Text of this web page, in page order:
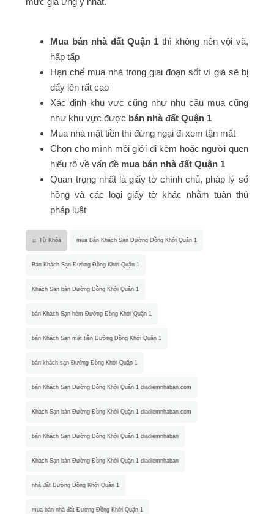
Mua bán nhà đất Quận 1 thì không nên vội vã,
hấp tấp
Hạn chế mua nhà trong giai đoạn sốt vì giá sẽ bị
đẩy lên rất cao
Xác định khu vực cũng như nhu cầu mua cũng
như khu vực được bán nhà đất Quận 1
Mua nhà mặt tiền thì đừng ngại đi xem tận mắt
Chọn cho mình môi giới đi kèm hoặc người quen
hiểu rõ về vấn đề mua bán nhà đất Quận 1
Quan trọng nhất là giấy tờ chính chủ, pháp lý sổ
hồng và các loại giấy tờ khác nhằm tuân thủ
pháp luật
Từ Khóa mua Bán Khách Sạn Đường Đồng Khởi Quận 1
Bán Khách Sạn Đường Đồng Khởi Quận 1
Khách Sạn bán Đường Đồng Khởi Quận 1
bán Khách Sạn hẻm Đường Đồng Khởi Quận 1
bán Khách Sạn mặt tiền Đường Đồng Khởi Quận 1
bán khách sạn Đường Đồng Khởi Quận 1
bán Khách Sạn Đường Đồng Khởi Quận 1 diadiemnhaban.com
Khách Sạn bán Đường Đồng Khởi Quận 1 diadiemnhaban.com
bán Khách Sạn Đường Đồng Khởi Quận 1 diadiemnhaban
Khách Sạn bán Đường Đồng Khởi Quận 1 diadiemnhaban
nhà đất Đường Đồng Khởi Quận 1
mua bán nhà đất Đường Đồng Khởi Quận 1